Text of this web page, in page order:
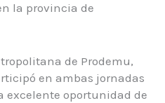
la provincia de
de Prodemu,
en ambas jornadas
excelente oportunidad de